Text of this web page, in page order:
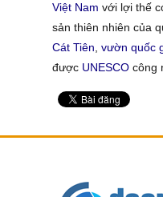
Việt Nam với lợi thế
sản thiên nhiên của
Cát Tiên vườn quốc
được UNESCO công